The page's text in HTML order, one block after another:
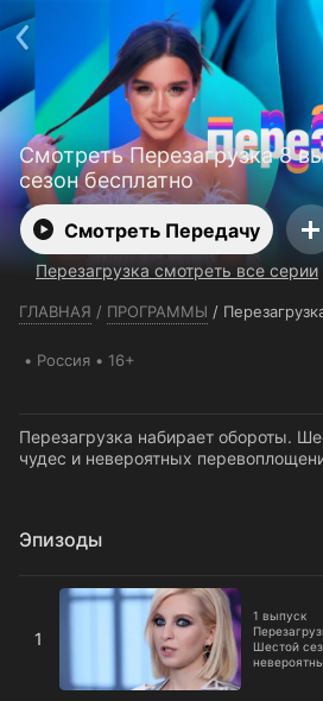
Смотреть Перезагрузка 8
сезон бесплатно
Смотреть Передачу
Перезагрузка смотреть все серии
ГЛАВНАЯ / ПРОГРАММЫ /
Россия 16+
Перезагрузка набирает обороты.
чудес и невероятных
Эпизоды
1
1 выпуск
Шестой
1 выпуск
Телефон поддержки: +7 (727) 323 10 92
Пользовательское соглашение
Политика конфиденциальности
Ввести промокод